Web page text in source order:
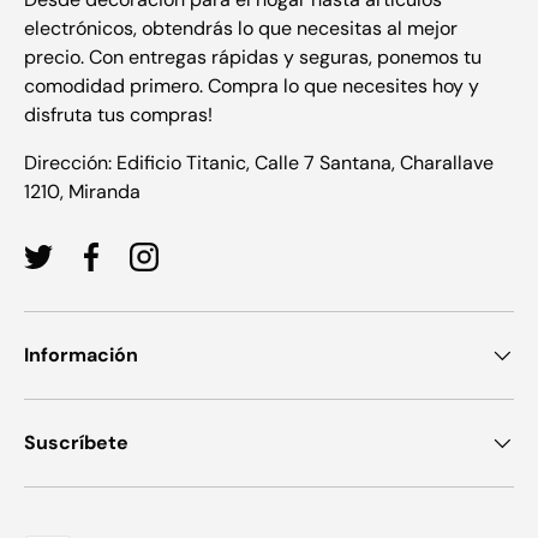
electrónicos, obtendrás lo que necesitas al mejor
precio. Con entregas rápidas y seguras, ponemos tu
comodidad primero. Compra lo que necesites hoy y
disfruta tus compras!
Dirección: Edificio Titanic, Calle 7 Santana, Charallave
1210, Miranda
TwitterFacebookInstagram
Información
Suscríbete